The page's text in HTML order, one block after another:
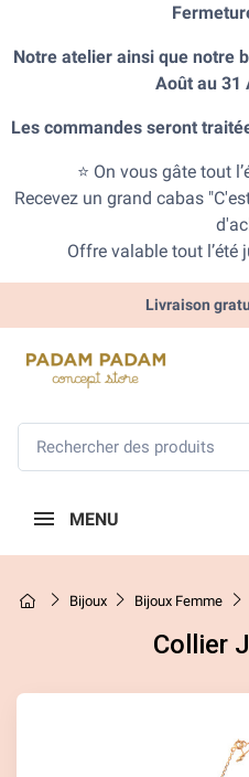
Notre atelier ainsi que notre
Août au 31
Les commandes seront
⭐ On vous gâte tout
Recevez un grand cabas
Offre valable tout l’été
Livraison
MENU
Bijoux Bijoux Femme
Collier